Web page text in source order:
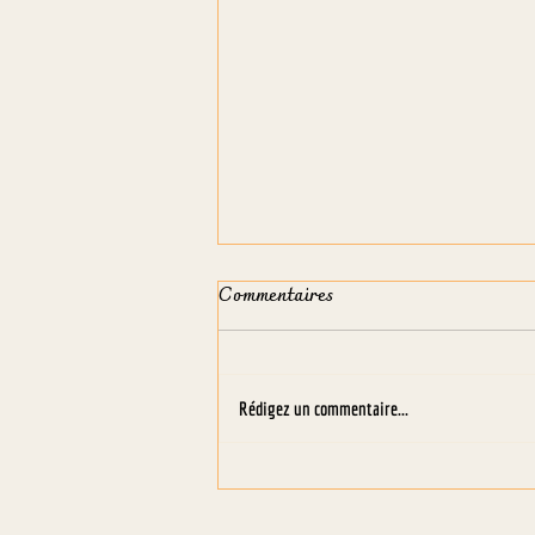
Commentaires
Rédigez un commentaire...